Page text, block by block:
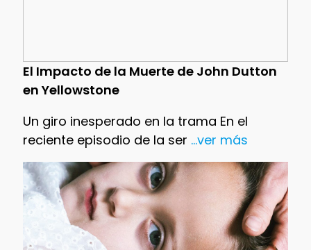
El Impacto de la Muerte de John Dutton
en Yellowstone
Un giro inesperado en la trama En el
reciente episodio de la ser ...ver más